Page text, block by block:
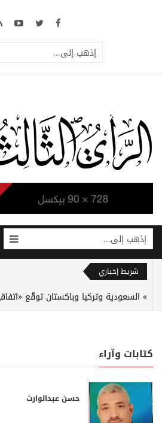
إذهب إلى...
إذهب إلى...
شريط إخباري
السعودية وتركيا وباكستان توقّع
كتابات وآراء
حسن عبدالوارث